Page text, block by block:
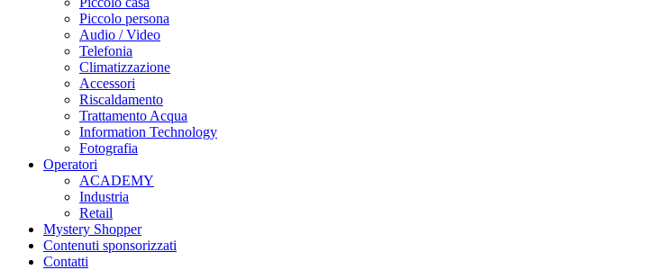
Piccolo persona
Audio / Video
Telefonia
Climatizzazione
Accessori
Riscaldamento
Trattamento Acqua
Information Technology
Fotografia
Operatori
ACADEMY
Industria
Retail
Mystery Shopper
Contenuti sponsorizzati
Contatti